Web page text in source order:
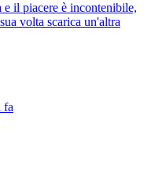
il piacere è incontenibile,
volta scarica un'altra
fa